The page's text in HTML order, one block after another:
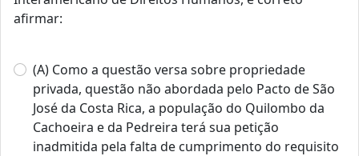
afirmar:
(A) Como a questão versa sobre propriedade
privada, questão não abordada pelo Pacto de São
José da Costa Rica, a população do Quilombo da
Cachoeira e da Pedreira terá sua petição
inadmitida pela falta de cumprimento do requisito